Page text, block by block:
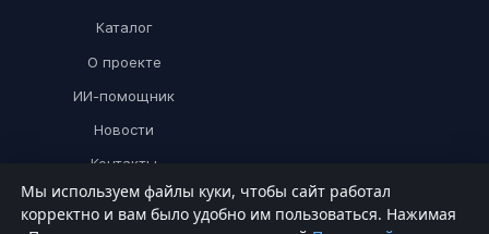
Каталог
О проекте
ИИ-помощник
Новости
Контакты
Мы используем файлы куки, чтобы сайт работал
корректно и вам было удобно им пользоваться. Нажимая